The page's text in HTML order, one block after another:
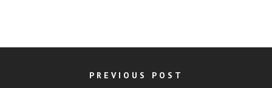
PREVIOUS POST